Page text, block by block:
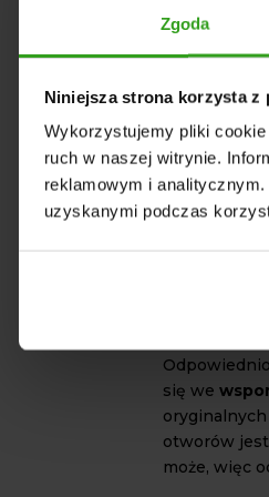
Zgoda
Niniejsza strona korzysta z
Wykorzystujemy pliki
ruch w naszej witrynie.
reklamowym i
uzyskanymi podczas
Jednym z
marki
eliminuje
pracę
pojazdem.
się we
otworów jest
może, więc